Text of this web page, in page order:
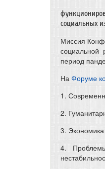
социальных
Миссия
социальной
период
На Форуме
1.
2.
3.
4.